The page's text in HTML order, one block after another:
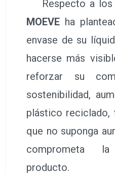
Respecto a los
MOEVE ha
envase de su
hacerse más
reforzar su
sostenibilidad,
plástico reciclado,
que no suponga
comprometa
producto.